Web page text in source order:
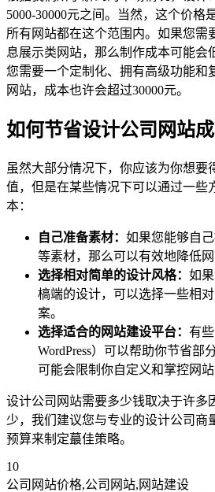
5000-30000元之间。当然，这个价格
所有网站都在这个范围内。如果您需
息展示类网站，那么制作成本可能会
您需要一个定制化、拥有高级功能和
网站，成本也许会超过30000元。
如何节省设计公司网站
虽然大部分情况下，你应该为你想要
值，但是在某些情况下可以通过一些
本：
自己准备素材： 如果您能够自
等素材，那么可以有效地降低网
选择相对简单的设计风格： 如
槁端的设计，可以选择一些相
案。
选择适合的网站建设平台： 有
WordPress）可以帮助你节省部
可能会限制你自定义和掌控网站
设计公司网站需要多少钱取决于许多
少，我们建议您与专业的设计公司商
预算来制定蕞佳策略。
10
公司网站价格,公司网站,网站建设